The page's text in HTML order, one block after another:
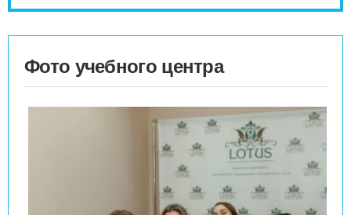
Фото учебного центра